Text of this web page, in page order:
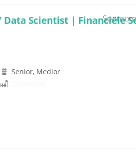
Scientist | Financiële
Senior, Medior